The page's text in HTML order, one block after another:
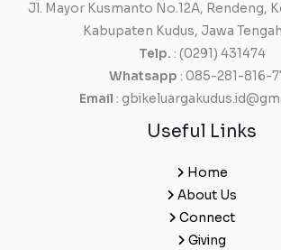
Jl. Mayor Kusmanto No.12A, Rendeng,
Kabupaten Kudus, Jawa Tengah
Telp. : (0291) 431474
Whatsapp : 085-281-816-
Email :
Useful Links
Home
About Us
Connect
Giving